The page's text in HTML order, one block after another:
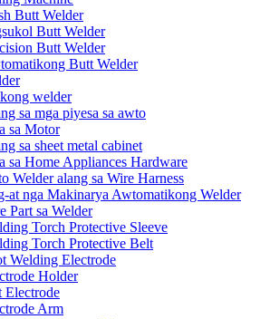
Butt Welder
Butt Welder
Butt Welder
Butt Welder
welder
sa mga piyesa sa awto
sa Motor
sa sheet metal cabinet
sa Home Appliances Hardware
Welder alang sa Wire Harness
at nga Makinarya Awtomatikong Welder
Part sa Welder
Torch Protective Sleeve
Torch Protective Belt
Welding Electrode
Holder
Electrode
Arm